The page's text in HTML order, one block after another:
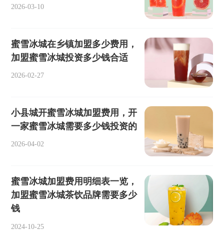
2026-03-10
蜜雪冰城在乡镇加盟多少费用，
加盟蜜雪冰城投资多少钱合适
2026-02-27
小县城开蜜雪冰城加盟费用，开
一家蜜雪冰城需要多少钱投资的
2026-04-02
蜜雪冰城加盟费用明细表一览，
加盟蜜雪冰城茶饮品牌需要多少
钱
2024-10-25